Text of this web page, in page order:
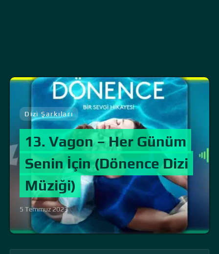
Dizi Şarkıları
13. Vagon – Her Günüm
Senin İçin (Dönence Dizi
Müziği)
5 Temmuz 2023